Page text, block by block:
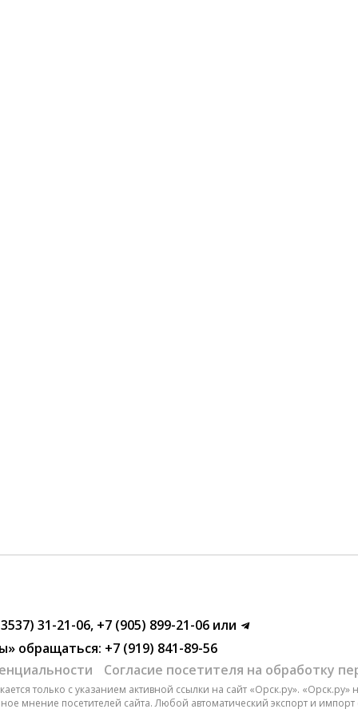
31-21-06, +7 (905) 899-21-06 или
обращаться: +7 (919) 841-89-56
Согласие посетителя на обработку
только с указанием активной ссылки на сайт «Орск.ру».
мнение посетителей сайта. Любой автоматический экспорт и